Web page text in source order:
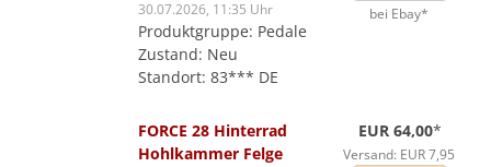
30.07.2026, 11:35 Uhr
Produktgruppe: Pedale
Zustand: Neu
Standort: 83*** DE
bei Ebay*
FORCE 28 Hinterrad
Hohlkammer Felge
EUR 64,00*
Versand: EUR 7,95